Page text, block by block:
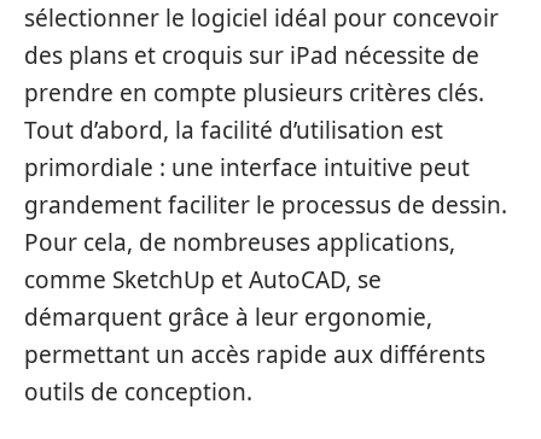
sélectionner le logiciel idéal pour concevoir
des plans et croquis sur iPad nécessite de
prendre en compte plusieurs critères clés.
Tout d’abord, la facilité d’utilisation est
primordiale : une interface intuitive peut
grandement faciliter le processus de dessin.
Pour cela, de nombreuses applications,
comme SketchUp et AutoCAD, se
démarquent grâce à leur ergonomie,
permettant un accès rapide aux différents
outils de conception.